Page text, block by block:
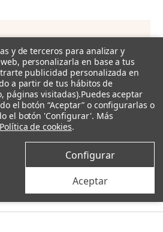
nuestra newsletter!
promociones, novedades y
por e-mail.
Dirección
de
correo
electrónico
y de terceros para analizar y
personalizarla en base a tus
publicidad personalizada en
a partir de tus hábitos de
páginas visitadas).Puedes aceptar
el botón “Aceptar” o configurarlas o
el botón 'Configurar'. Más
Política de cookies.
Configurar
Aceptar